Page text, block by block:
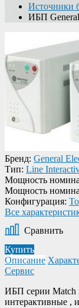
Источники
ИБП
Бренд: General
Тип: Line
Мощность
Мощность
Конфигурация:
Все
Сравнить
Купить
Описание
Сервис
ИБП серии Match
интерактивные ,